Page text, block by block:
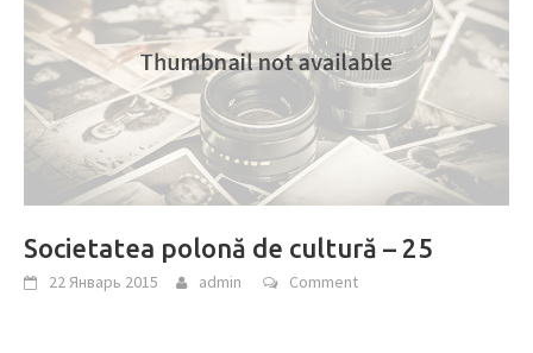
Societatea polonă de cultură – 25
22 Январь 2015 admin Comment